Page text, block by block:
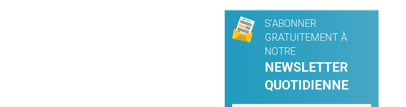
S'ABONNER
GRATUITEMENT À
NOTRE
NEWSLETTER
QUOTIDIENNE